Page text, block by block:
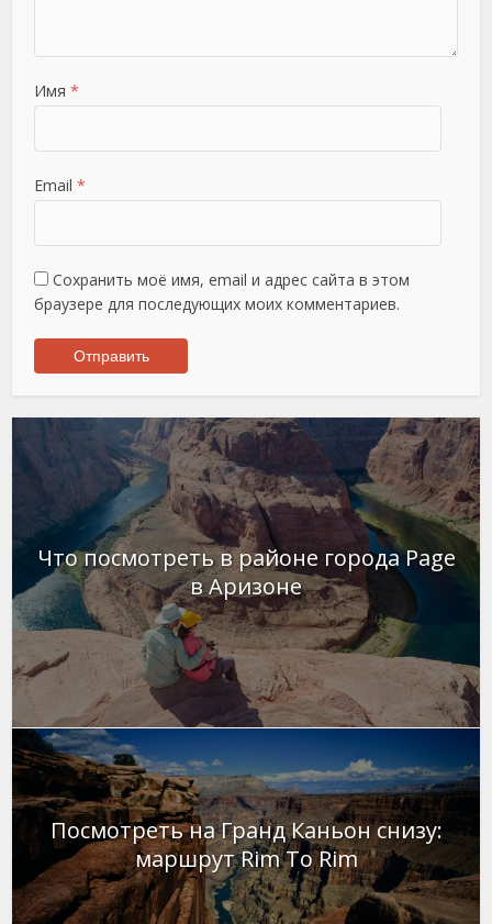
Имя *
Email *
Сохранить моё имя, email и адрес сайта в этом
браузере для последующих моих комментариев.
Что посмотреть в районе города Page
в Аризоне
Посмотреть на Гранд Каньон снизу:
маршрут Rim To Rim